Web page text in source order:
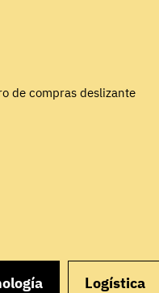
de compras deslizante
Logística